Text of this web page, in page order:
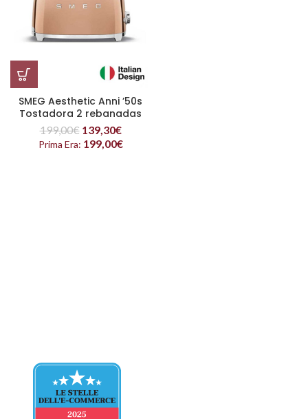
SMEG Aesthetic Anni ’50s
Tostadora 2 rebanadas
Oro Rosa
199,00€ 139,30€
Prima Era: 199,00€